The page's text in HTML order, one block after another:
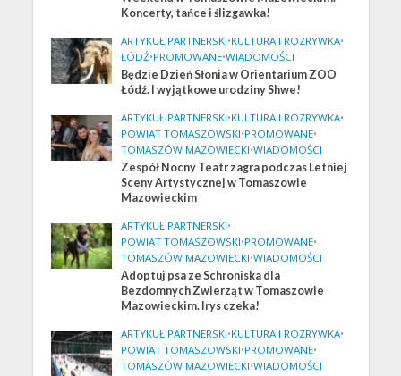
Koncerty, tańce i ślizgawka!
ARTYKUŁ PARTNERSKI•KULTURA I ROZRYWKA•
ŁÓDŹ•PROMOWANE•WIADOMOŚCI
Będzie Dzień Słonia w Orientarium ZOO
Łódź. I wyjątkowe urodziny Shwe!
ARTYKUŁ PARTNERSKI•KULTURA I ROZRYWKA•
POWIAT TOMASZOWSKI•PROMOWANE•
TOMASZÓW MAZOWIECKI•WIADOMOŚCI
Zespół Nocny Teatr zagra podczas Letniej
Sceny Artystycznej w Tomaszowie
Mazowieckim
ARTYKUŁ PARTNERSKI•
POWIAT TOMASZOWSKI•PROMOWANE•
TOMASZÓW MAZOWIECKI•WIADOMOŚCI
Adoptuj psa ze Schroniska dla
Bezdomnych Zwierząt w Tomaszowie
Mazowieckim. Irys czeka!
ARTYKUŁ PARTNERSKI•KULTURA I ROZRYWKA•
POWIAT TOMASZOWSKI•PROMOWANE•
TOMASZÓW MAZOWIECKI•WIADOMOŚCI